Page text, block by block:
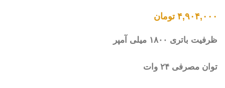
۴,۹۰۴,۰۰۰ تومان
ظرفیت باتری ۱۸۰۰ میلی آمپر
توان مصرفی ۲۴ وات